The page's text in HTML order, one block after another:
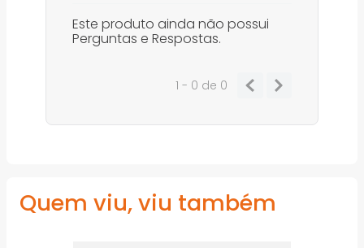
Este produto ainda não possui
Perguntas e Respostas.
1 - 0 de 0
Quem viu, viu também